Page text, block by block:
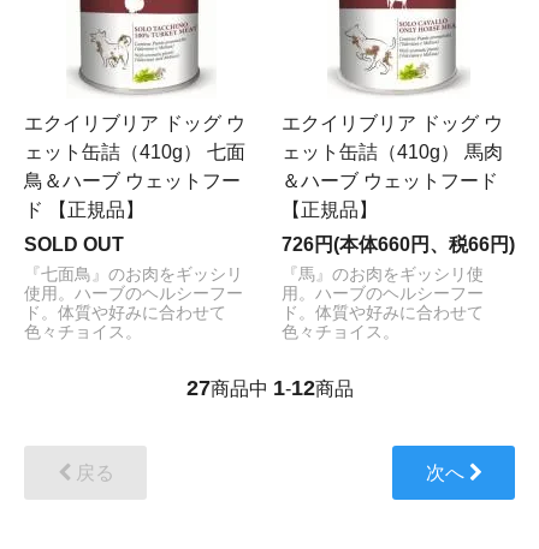
エクイリブリア ドッグ ウ
ェット缶詰（410g） 七面
鳥＆ハーブ ウェットフー
ド 【正規品】
SOLD OUT
『七面鳥』のお肉をギッシリ
使用。ハーブのヘルシーフー
ド。体質や好みに合わせて
色々チョイス。
エクイリブリア ドッグ ウ
ェット缶詰（410g） 馬肉
＆ハーブ ウェットフード
【正規品】
726円(本体660円、税66円)
『馬』のお肉をギッシリ使
用。ハーブのヘルシーフー
ド。体質や好みに合わせて
色々チョイス。
27商品中 1-12商品
戻る 次へ